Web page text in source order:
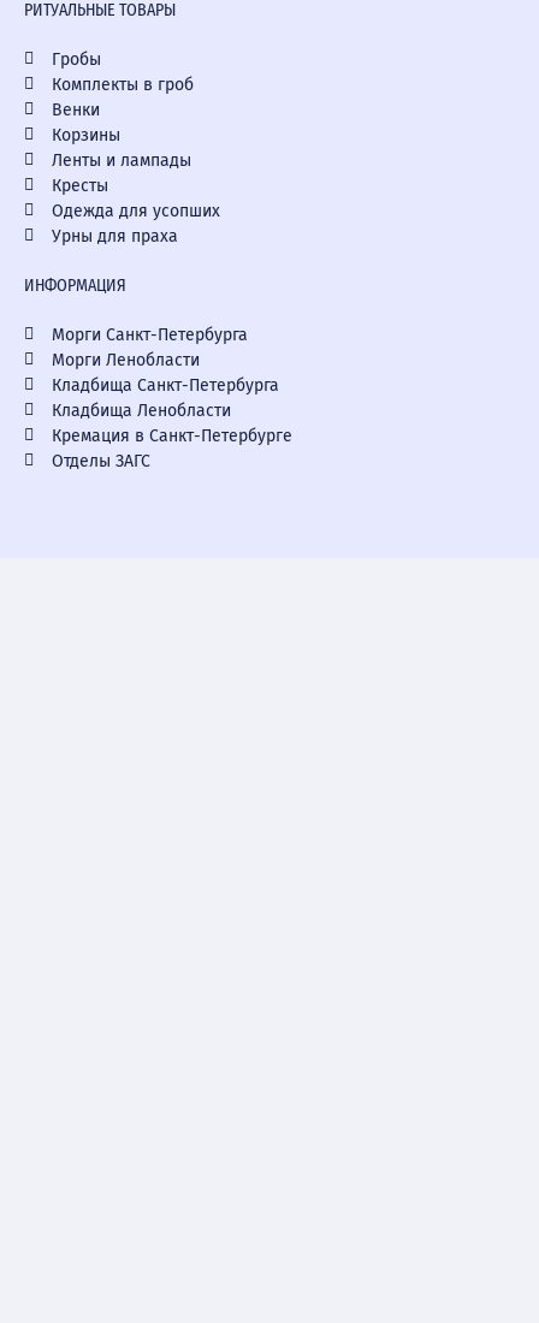
РИТУАЛЬНЫЕ ТОВАРЫ
Гробы
Комплекты в гроб
Венки
Корзины
Ленты и лампады
Кресты
Одежда для усопших
Урны для праха
ИНФОРМАЦИЯ
Морги Санкт-Петербурга
Морги Ленобласти
Кладбища Санкт-Петербурга
Кладбища Ленобласти
Кремация в Санкт-Петербурге
Отделы ЗАГС